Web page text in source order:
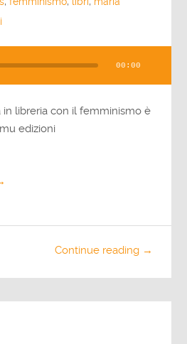
00:00
libreria con il femminismo è
edizioni
Continue reading →